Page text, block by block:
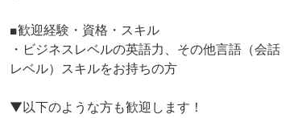
■歓迎経験・資格・スキル
・ビジネスレベルの英語力、その他言語（会話
レベル）スキルをお持ちの方
▼以下のような方も歓迎します！